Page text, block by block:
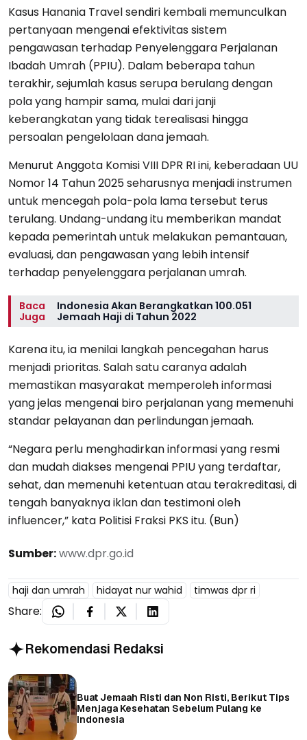
Kasus Hanania Travel sendiri kembali memunculkan
pertanyaan mengenai efektivitas sistem
pengawasan terhadap Penyelenggara Perjalanan
Ibadah Umrah (PPIU). Dalam beberapa tahun
terakhir, sejumlah kasus serupa berulang dengan
pola yang hampir sama, mulai dari janji
keberangkatan yang tidak terealisasi hingga
persoalan pengelolaan dana jemaah.
Menurut Anggota Komisi VIII DPR RI ini, keberadaan UU
Nomor 14 Tahun 2025 seharusnya menjadi instrumen
untuk mencegah pola-pola lama tersebut terus
terulang. Undang-undang itu memberikan mandat
kepada pemerintah untuk melakukan pemantauan,
evaluasi, dan pengawasan yang lebih intensif
terhadap penyelenggara perjalanan umrah.
Baca
Juga
Indonesia Akan Berangkatkan 100.051
Jemaah Haji di Tahun 2022
Karena itu, ia menilai langkah pencegahan harus
menjadi prioritas. Salah satu caranya adalah
memastikan masyarakat memperoleh informasi
yang jelas mengenai biro perjalanan yang memenuhi
standar pelayanan dan perlindungan jemaah.
“Negara perlu menghadirkan informasi yang resmi
dan mudah diakses mengenai PPIU yang terdaftar,
sehat, dan memenuhi ketentuan atau terakreditasi, di
tengah banyaknya iklan dan testimoni oleh
influencer,” kata Politisi Fraksi PKS itu. (Bun)
Sumber:www.dpr.go.id
haji dan umrah hidayat nur wahid timwas dpr ri
Share:
Rekomendasi Redaksi
Buat Jemaah Risti dan Non Risti, Berikut Tips
Menjaga Kesehatan Sebelum Pulang ke
Indonesia